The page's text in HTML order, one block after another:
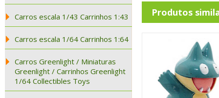
Carros escala 1/43 Carrinhos 1:43
Carros escala 1/64 Carrinhos 1:64
Carros Greenlight / Miniaturas
Greenlight / Carrinhos Greenlight
1/64 Collectibles Toys
Produtos